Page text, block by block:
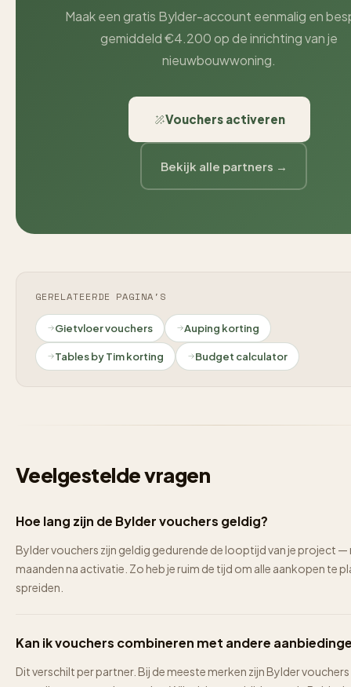
Maak een gratis Bylder-account eenmalig en
gemiddeld €4.200 op de inrichting van je
nieuwbouwwoning.
Vouchers activeren
Bekijk alle partners →
GERELATEERDE PAGINA'S
Gietvloer vouchers Auping korting
Tables by Tim korting Budget calculator
Veelgestelde vragen
Hoe lang zijn de Bylder vouchers geldig?
Bylder vouchers zijn geldig gedurende de looptijd van je project —
maanden na activatie. Zo heb je ruim de tijd om alle aankopen te
spreiden.
Kan ik vouchers combineren met andere
Dit verschilt per partner. Bij de meeste merken zijn Bylder